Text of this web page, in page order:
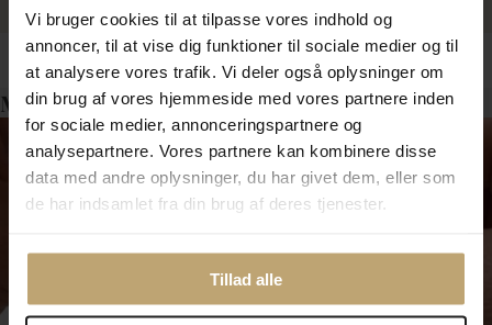
Vi bruger cookies til at tilpasse vores indhold og
annoncer, til at vise dig funktioner til sociale medier og til
at analysere vores trafik. Vi deler også oplysninger om
din brug af vores hjemmeside med vores partnere inden
for sociale medier, annonceringspartnere og
analysepartnere. Vores partnere kan kombinere disse
data med andre oplysninger, du har givet dem, eller som
de har indsamlet fra din brug af deres tjenester.
Tillad alle
Måske er det her relevant for dig?